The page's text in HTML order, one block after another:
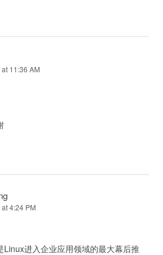
11:36 AM
4:24 PM
进入企业应用领域的最大幕后推